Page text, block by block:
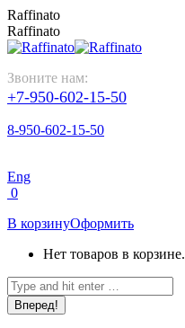
Перейти
к
содержанию
Raffinato
Raffinato
Звоните нам:
+7-950-602-15-50
8-950-602-15-50
Eng
0
В корзинуОформить
Нет товаров в корзине.
Поиск: